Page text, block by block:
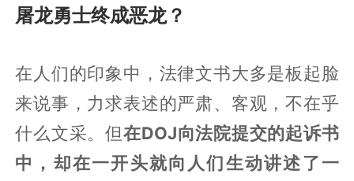
屠龙勇士终成恶龙？
在人们的印象中，法律文书大多是板起脸
来说事，力求表述的严肃、客观，不在乎
什么文采。但在DOJ向法院提交的起诉书
中，却在一开头就向人们生动讲述了一